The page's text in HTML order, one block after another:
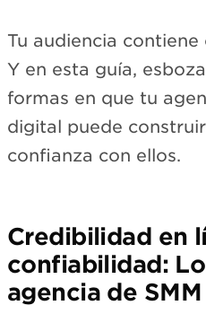
Tu audiencia
Y en esta guía,
formas en que tu
digital puede
confianza con ellos.
Credibilidad en
confiabilidad:
agencia de SMM